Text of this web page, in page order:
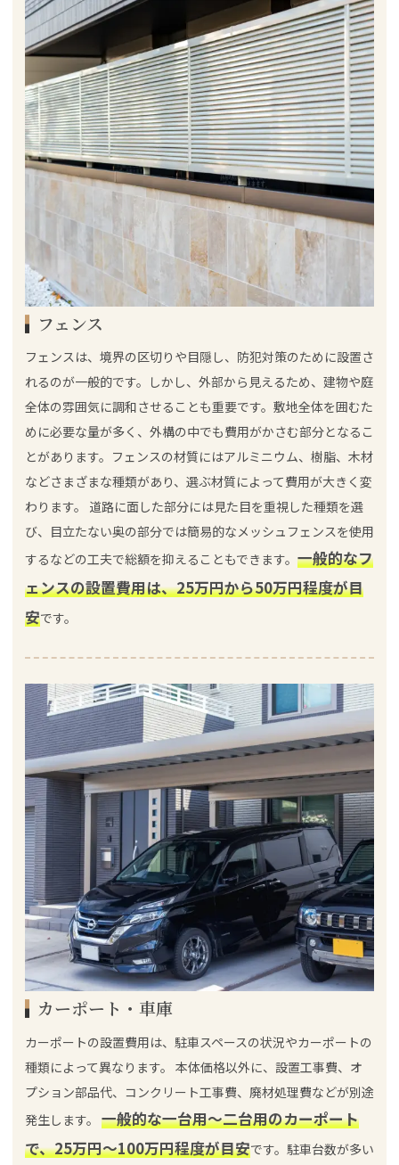
フェンス
フェンスは、境界の区切りや目隠し、防犯対策のために設置さ
れるのが一般的です。しかし、外部から見えるため、建物や庭
全体の雰囲気に調和させることも重要です。敷地全体を囲むた
めに必要な量が多く、外構の中でも費用がかさむ部分となるこ
とがあります。フェンスの材質にはアルミニウム、樹脂、木材
などさまざまな種類があり、選ぶ材質によって費用が大きく変
わります。 道路に面した部分には見た目を重視した種類を選
び、目立たない奥の部分では簡易的なメッシュフェンスを使用
するなどの工夫で総額を抑えることもできます。 一般的なフ
ェンスの設置費用は、25万円から50万円程度が目
安です。
カーポート・車庫
カーポートの設置費用は、駐車スペースの状況やカーポートの
種類によって異なります。 本体価格以外に、設置工事費、オ
プション部品代、コンクリート工事費、廃材処理費などが別途
発生します。 一般的な一台用～二台用のカーポート
で、25万円～100万円程度が目安です。駐車台数が多い